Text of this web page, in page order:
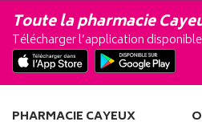
Toute la pharmacie
Télécharger l’application
PHARMACIE CAYEUX